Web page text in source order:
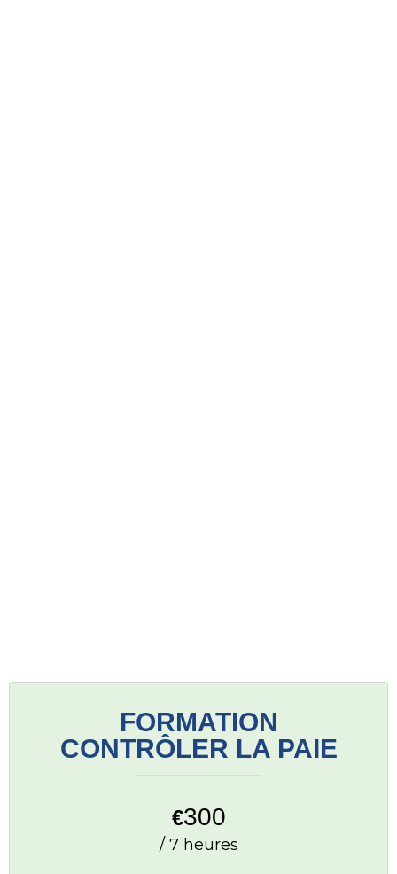
FORMATION
CONTRÔLER LA PAIE
€300
/ 7 heures